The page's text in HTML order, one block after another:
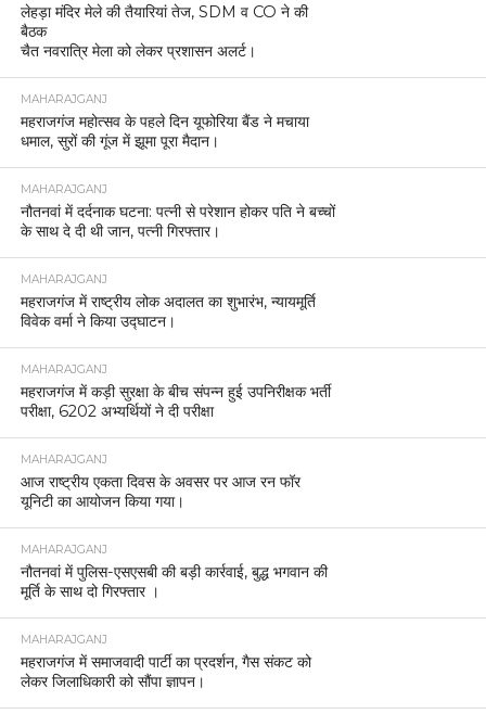
लेहड़ा मंदिर मेले की तैयारियां तेज, SDM व CO ने की
बैठक
चैत नवरात्रि मेला को लेकर प्रशासन अलर्ट।
MAHARAJGANJ
महराजगंज महोत्सव के पहले दिन यूफोरिया बैंड ने मचाया
धमाल, सुरों की गूंज में झूमा पूरा मैदान।
MAHARAJGANJ
नौतनवां में दर्दनाक घटना: पत्नी से परेशान होकर पति ने बच्चों
के साथ दे दी थी जान, पत्नी गिरफ्तार।
MAHARAJGANJ
महराजगंज में राष्ट्रीय लोक अदालत का शुभारंभ, न्यायमूर्ति
विवेक वर्मा ने किया उद्घाटन।
MAHARAJGANJ
महराजगंज में कड़ी सुरक्षा के बीच संपन्न हुई उपनिरीक्षक भर्ती
परीक्षा, 6202 अभ्यर्थियों ने दी परीक्षा
MAHARAJGANJ
आज राष्ट्रीय एकता दिवस के अवसर पर आज रन फॉर
यूनिटी का आयोजन किया गया।
MAHARAJGANJ
नौतनवां में पुलिस-एसएसबी की बड़ी कार्रवाई, बुद्ध भगवान की
मूर्ति के साथ दो गिरफ्तार ।
MAHARAJGANJ
महराजगंज में समाजवादी पार्टी का प्रदर्शन, गैस संकट को
लेकर जिलाधिकारी को सौंपा ज्ञापन।